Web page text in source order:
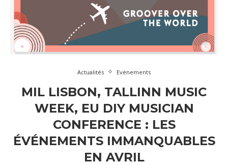
Actualités Evénements
MIL LISBON, TALLINN MUSIC
WEEK, EU DIY MUSICIAN
CONFERENCE : LES
ÉVÉNEMENTS IMMANQUABLES
EN AVRIL